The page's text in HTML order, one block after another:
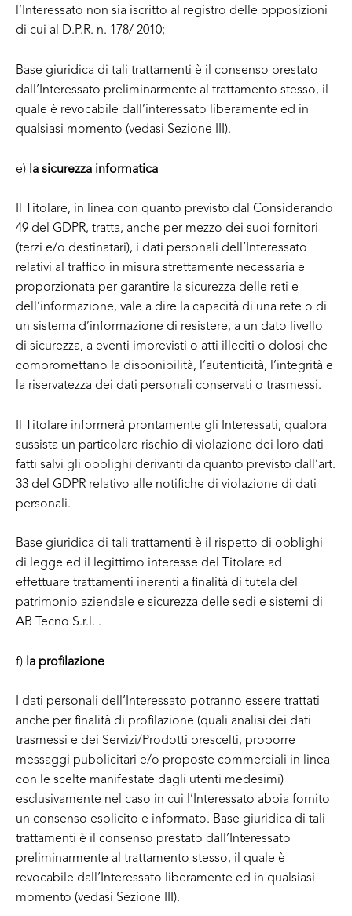
l’Interessato non sia iscritto al registro delle opposizioni
di cui al D.P.R. n. 178/ 2010;
Base giuridica di tali trattamenti è il consenso prestato
dall’Interessato preliminarmente al trattamento stesso, il
quale è revocabile dall’interessato liberamente ed in
qualsiasi momento (vedasi Sezione III).
e) la sicurezza informatica
Il Titolare, in linea con quanto previsto dal Considerando
49 del GDPR, tratta, anche per mezzo dei suoi fornitori
(terzi e/o destinatari), i dati personali dell’Interessato
relativi al traffico in misura strettamente necessaria e
proporzionata per garantire la sicurezza delle reti e
dell’informazione, vale a dire la capacità di una rete o di
un sistema d’informazione di resistere, a un dato livello
di sicurezza, a eventi imprevisti o atti illeciti o dolosi che
compromettano la disponibilità, l’autenticità, l’integrità e
la riservatezza dei dati personali conservati o trasmessi.
Il Titolare informerà prontamente gli Interessati, qualora
sussista un particolare rischio di violazione dei loro dati
fatti salvi gli obblighi derivanti da quanto previsto dall’art.
33 del GDPR relativo alle notifiche di violazione di dati
personali.
Base giuridica di tali trattamenti è il rispetto di obblighi
di legge ed il legittimo interesse del Titolare ad
effettuare trattamenti inerenti a finalità di tutela del
patrimonio aziendale e sicurezza delle sedi e sistemi di
AB Tecno S.r.l. .
f) la profilazione
I dati personali dell’Interessato potranno essere trattati
anche per finalità di profilazione (quali analisi dei dati
trasmessi e dei Servizi/Prodotti prescelti, proporre
messaggi pubblicitari e/o proposte commerciali in linea
con le scelte manifestate dagli utenti medesimi)
esclusivamente nel caso in cui l’Interessato abbia fornito
un consenso esplicito e informato. Base giuridica di tali
trattamenti è il consenso prestato dall’Interessato
preliminarmente al trattamento stesso, il quale è
revocabile dall’Interessato liberamente ed in qualsiasi
momento (vedasi Sezione III).